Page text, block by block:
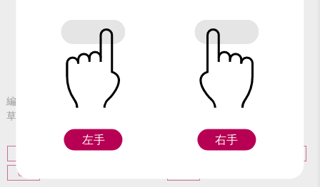
編號：30317
草莓男
L
GL
編號：30318
M
左手 右手